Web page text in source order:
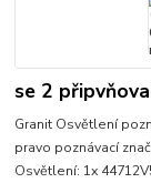
se 2
Granit Osvětlení
pravo poznávací
Osvětlení: 1x